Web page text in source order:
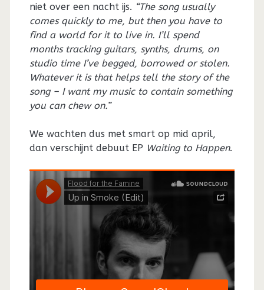
niet over een nacht ijs. “The song usually
comes quickly to me, but then you have to
find a world for it to live in. I’ll spend
months tracking guitars, synths, drums, on
studio time I’ve begged, borrowed or stolen.
Whatever it is that helps tell the story of the
song – I want my music to contain something
you can chew on.”
We wachten dus met smart op mid april,
dan verschijnt debuut EP Waiting to Happen.